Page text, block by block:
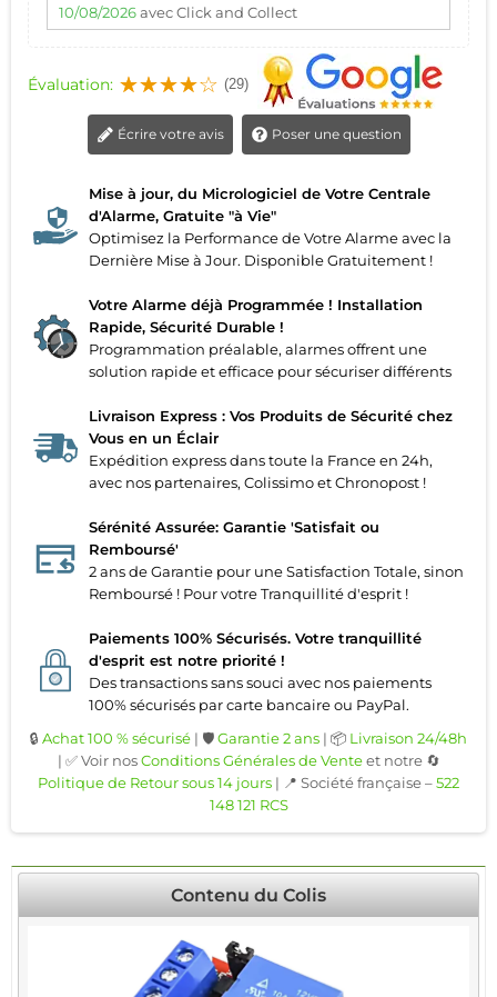
10/08/2026avec Click and Collect
Évaluation: (29)
Écrire votre avis Poser une question
Mise à jour, du Micrologiciel de Votre Centrale
d'Alarme, Gratuite "à Vie"
Optimisez la Performance de Votre Alarme avec la
Dernière Mise à Jour. Disponible Gratuitement !
Votre Alarme déjà Programmée ! Installation
Rapide, Sécurité Durable !
Programmation préalable, alarmes offrent une
solution rapide et efficace pour sécuriser différents
Livraison Express : Vos Produits de Sécurité chez
Vous en un Éclair
Expédition express dans toute la France en 24h,
avec nos partenaires, Colissimo et Chronopost !
Sérénité Assurée: Garantie 'Satisfait ou
Remboursé'
2 ans de Garantie pour une Satisfaction Totale, sinon
Remboursé ! Pour votre Tranquillité d'esprit !
Paiements 100% Sécurisés. Votre tranquillité
d'esprit est notre priorité !
Des transactions sans souci avec nos paiements
100% sécurisés par carte bancaire ou PayPal.
🔒 Achat 100 % sécurisé | 🛡️Garantie 2 ans | 📦 Livraison 24/48h
| ✅ Voir nosConditions Générales de Venteet notre 🔄
Politique de Retour sous 14 jours | 📍 Société française –522
148 121 RCS
Contenu du Colis